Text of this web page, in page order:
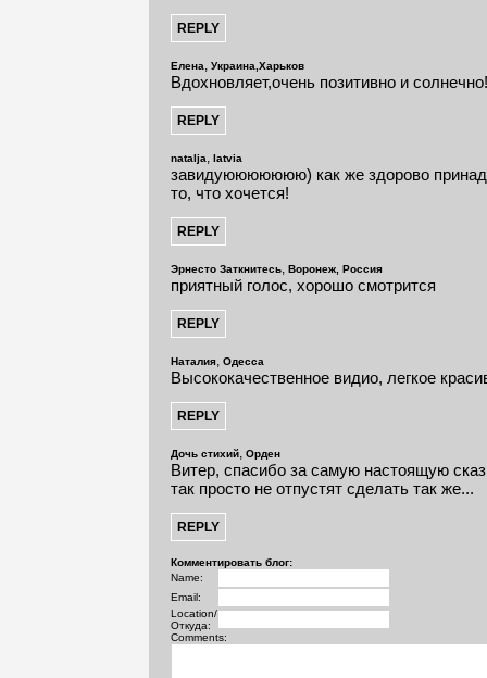
Елена, Украина,Харьков
Вдохновляет,очень позитивно и
natalja, latvia
завидуююююююю) как же здорово
то, что хочется!
Эрнесто Заткнитесь, Воронеж, Россия
приятный голос, хорошо смотрится
Наталия, Одесса
Высококачественное видио, легкое
Дочь стихий, Орден
Витер, спасибо за самую настоящую
так просто не отпустят сделать так же...
Комментировать блог:
Name:
Email:
Location/
Откуда:
Comments: